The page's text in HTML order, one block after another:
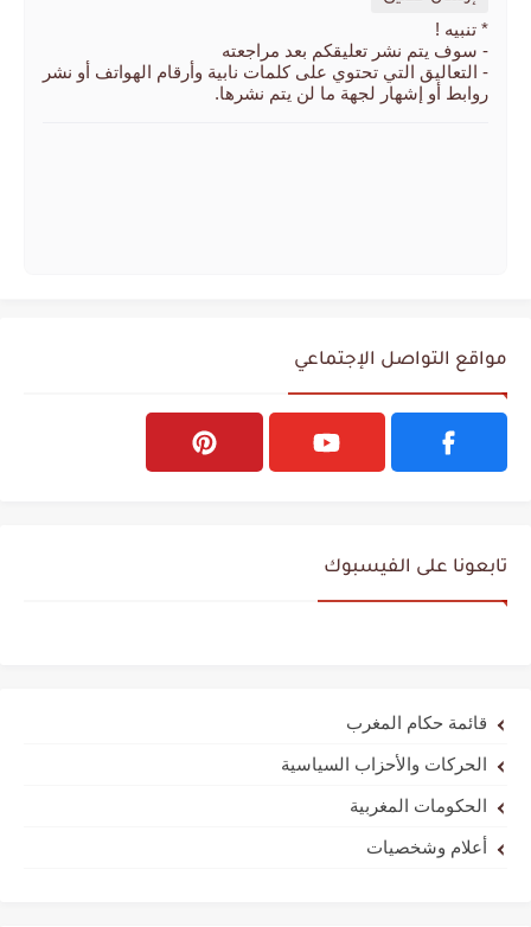
* تنبيه !
- سوف يتم نشر تعليقكم بعد مراجعته
- التعاليق التي تحتوي على كلمات نابية وأرقام الهواتف أو نشر
روابط أو إشهار لجهة ما لن يتم نشرها.
مواقع التواصل الإجتماعي
تابعونا على الفيسبوك
قائمة حكام المغرب
الحركات والأحزاب السياسية
الحكومات المغربية
أعلام وشخصيات